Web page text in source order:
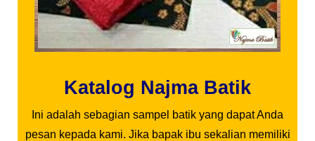
Katalog Najma Batik
Ini adalah sebagian sampel batik yang dapat Anda
pesan kepada kami. Jika bapak ibu sekalian memiliki